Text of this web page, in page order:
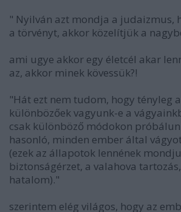
" Nyilván azt mondja a judaizmus,
a törvényt, akkor közelítjük a
ami ugye akkor egy életcél akar
az, akkor minek kövessük?!
"Hát ezt nem tudom, hogy tényleg
különbözőek vagyunk-e a
csak különböző módokon
hasonló, minden ember által
(ezek az állapotok lennének
biztonságérzet, a valahova
hatalom)."
szerintem elég világos, hogy az